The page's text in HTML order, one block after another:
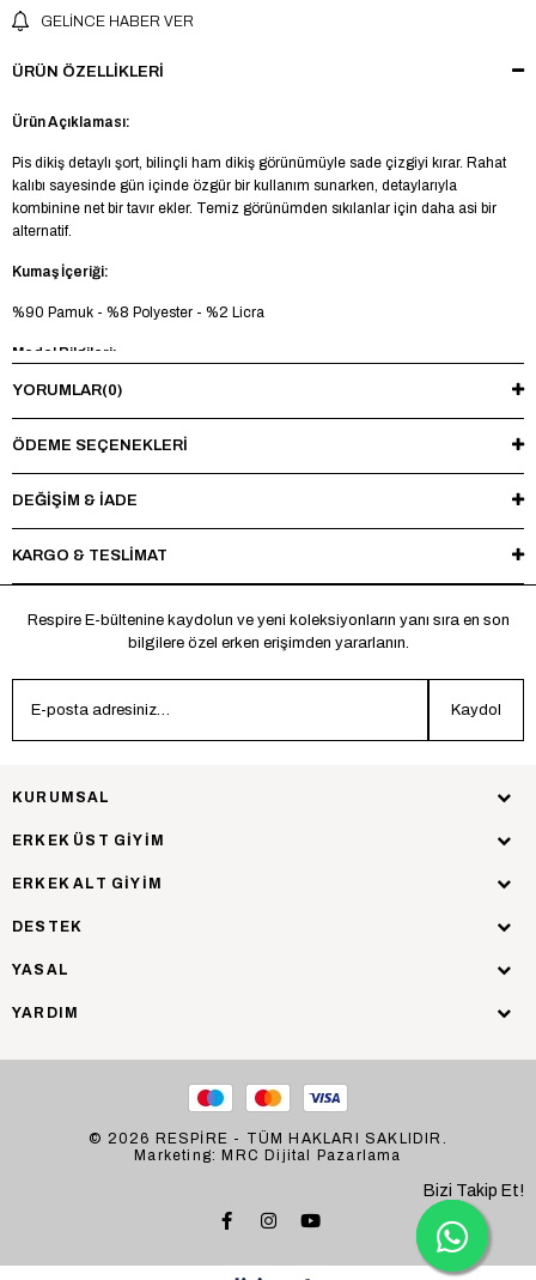
GELINCE HABER VER
ÜRÜN ÖZELLIKLERI
Ürün Açıklaması:
Pis dikiş detaylı şort, bilinçli ham dikiş görünümüyle sade çizgiyi kırar. Rahat
kalıbı sayesinde gün içinde özgür bir kullanım sunarken, detaylarıyla
kombinine net bir tavır ekler. Temiz görünümden sıkılanlar için daha asi bir
alternatif.
Kumaş İçeriği:
%90 Pamuk - %8 Polyester - %2 Licra
Model Bilgileri:
Boy 185 cm - Kilo 73 kg - Manken üzerinde M beden mevcuttur.
Yıkama Talimatı:
Maksimum 30°C’de tersten yıkayınız, ağartıcı ve kurutucu kullanmayınız.
Ütüleme sırasında baskı ve nakışlı bölgelere doğrudan ısı uygulamaktan
*Made in Türkiye
YORUMLAR(0)
ÖDEME SEÇENEKLERI
DEĞİŞİM & İADE
KARGO & TESLİMAT
Respire E-bültenine kaydolun ve yeni koleksiyonların yanı sıra en son
bilgilere özel erken erişimden yararlanın.
Kaydol
KURUMSAL
ERKEK ÜST GİYİM
ERKEK ALT GİYİM
DESTEK
YASAL
YARDIM
© 2026 RESPİRE - TÜM HAKLARI SAKLIDIR.
Marketing: MRC Dijital Pazarlama
Bizi Takip Et!